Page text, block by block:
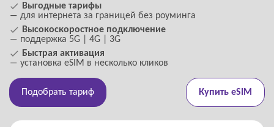
Выгодные тарифы
― для интернета за границей без роуминга
Высокоскоростное подключение
― поддержка 5G | 4G | 3G
Быстрая активация
― установка eSIM в несколько кликов
Подобрать тариф Купить eSIM